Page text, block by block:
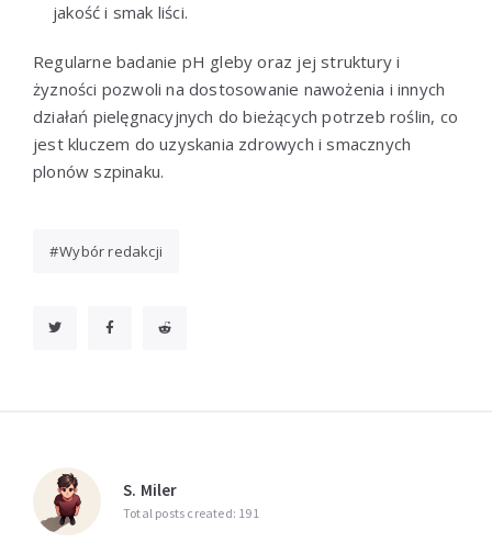
jakość i smak liści.
Regularne badanie pH gleby oraz jej struktury i
żyzności pozwoli na dostosowanie nawożenia i innych
działań pielęgnacyjnych do bieżących potrzeb roślin, co
jest kluczem do uzyskania zdrowych i smacznych
plonów szpinaku.
Wybór redakcji
S. Miler
Total posts created: 191